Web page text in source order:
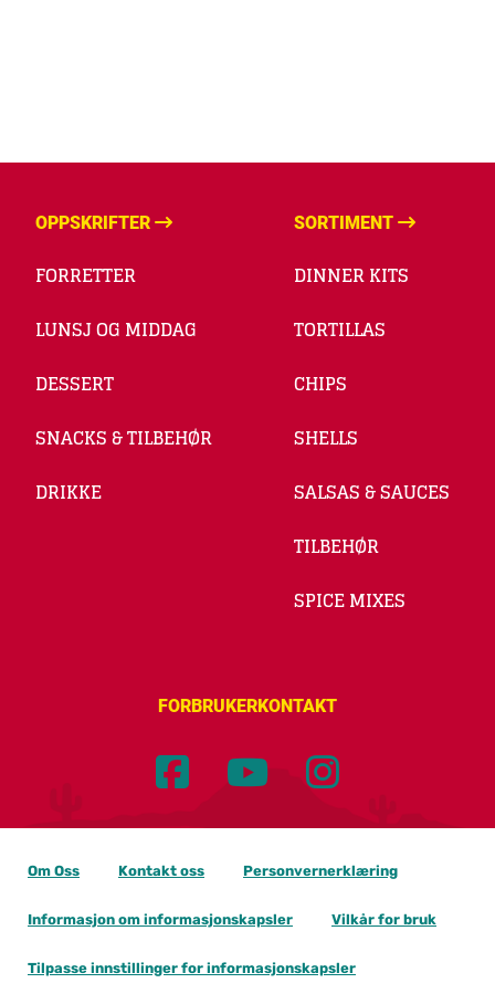
OPPSKRIFTER
FORRETTER
LUNSJ OG MIDDAG
DESSERT
SNACKS & TILBEHØR
DRIKKE
SORTIMENT
DINNER KITS
TORTILLAS
CHIPS
SHELLS
SALSAS & SAUCES
TILBEHØR
SPICE MIXES
FORBRUKERKONTAKT
Om Oss Kontakt oss Personvernerklæring
Informasjon om informasjonskapsler Vilkår for bruk
Tilpasse innstillinger for informasjonskapsler